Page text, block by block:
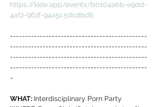
https://kide.app/events/b0104abb-e9dd-
4af2-962f-94a5c5dcdbd6
----------------------------------------------
----------------------------------------------
----------------------------------------------
----------------------------------------------
-
WHAT: Interdisciplinary Porn Party